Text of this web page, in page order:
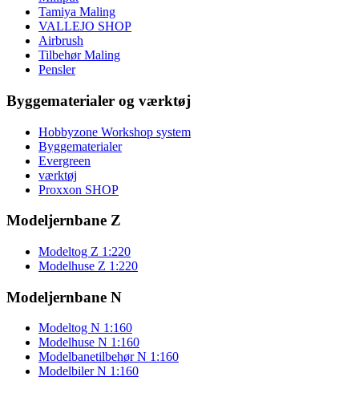
Tamiya Maling
VALLEJO SHOP
Airbrush
Tilbehør Maling
Pensler
Byggematerialer og værktøj
Hobbyzone Workshop system
Byggematerialer
Evergreen
værktøj
Proxxon SHOP
Modeljernbane Z
Modeltog Z 1:220
Modelhuse Z 1:220
Modeljernbane N
Modeltog N 1:160
Modelhuse N 1:160
Modelbanetilbehør N 1:160
Modelbiler N 1:160